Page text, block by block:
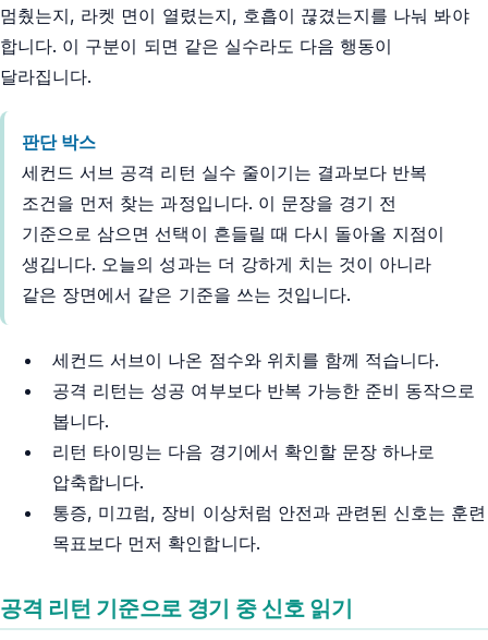
멈췄는지, 라켓 면이 열렸는지, 호흡이 끊겼는지를 나눠 봐야
합니다. 이 구분이 되면 같은 실수라도 다음 행동이
달라집니다.
판단 박스
세컨드 서브 공격 리턴 실수 줄이기는 결과보다 반복
조건을 먼저 찾는 과정입니다. 이 문장을 경기 전
기준으로 삼으면 선택이 흔들릴 때 다시 돌아올 지점이
생깁니다. 오늘의 성과는 더 강하게 치는 것이 아니라
같은 장면에서 같은 기준을 쓰는 것입니다.
세컨드 서브이 나온 점수와 위치를 함께 적습니다.
공격 리턴는 성공 여부보다 반복 가능한 준비 동작으로
봅니다.
리턴 타이밍는 다음 경기에서 확인할 문장 하나로
압축합니다.
통증, 미끄럼, 장비 이상처럼 안전과 관련된 신호는 훈련
목표보다 먼저 확인합니다.
공격 리턴 기준으로 경기 중 신호 읽기